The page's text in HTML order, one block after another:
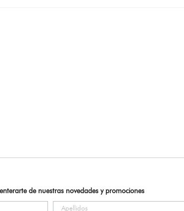
de nuestras novedades y promociones